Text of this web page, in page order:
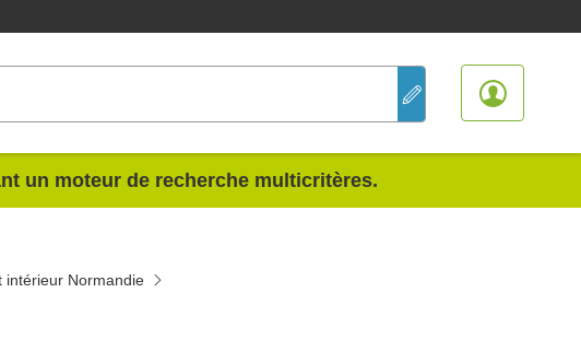
un moteur de recherche multicritères.
intérieur Normandie